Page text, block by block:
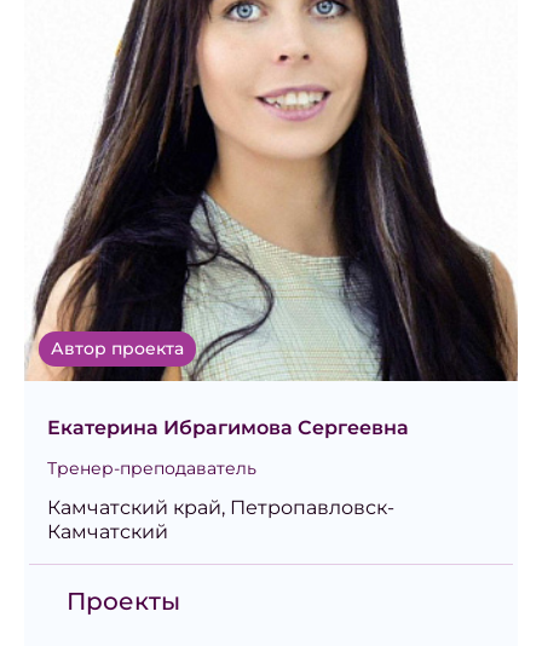
Автор проекта
Екатерина Ибрагимова Сергеевна
Тренер-преподаватель
Камчатский край, Петропавловск-
Камчатский
Проекты